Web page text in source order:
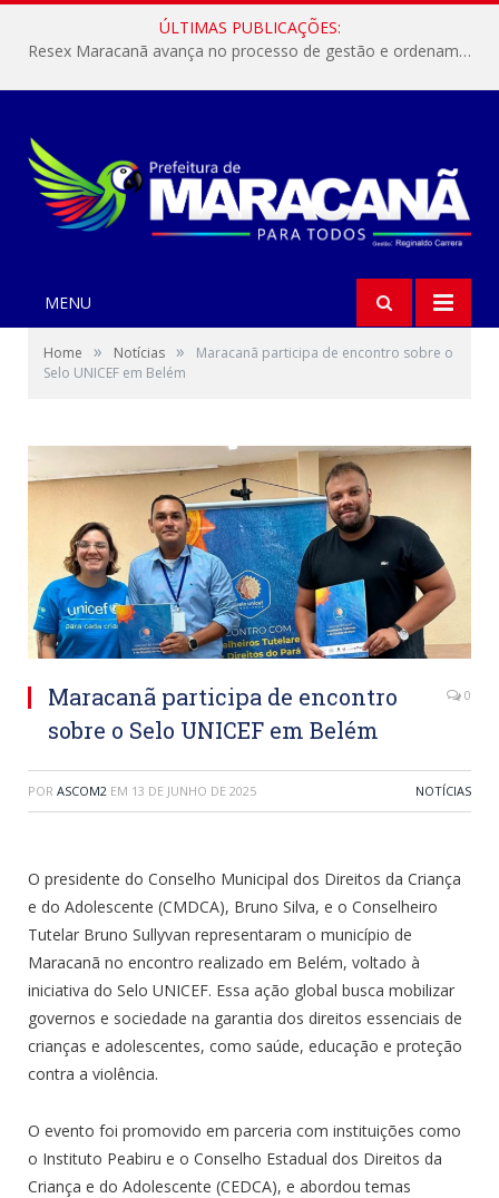
ÚLTIMAS PUBLICAÇÕES:
Resex Maracanã avança no processo de gestão e ordenamento do turismo em nossas áreas protegidas.
MENU
Home » Notícias »
Maracanã participa de encontro sobre o
Selo UNICEF em Belém
Maracanã participa de encontro
sobre o Selo UNICEF em Belém
0
POR ASCOM2 EM 13 DE JUNHO DE 2025 NOTÍCIAS
O presidente do Conselho Municipal dos Direitos da Criança
e do Adolescente (CMDCA), Bruno Silva, e o Conselheiro
Tutelar Bruno Sullyvan representaram o município de
Maracanã no encontro realizado em Belém, voltado à
iniciativa do Selo UNICEF. Essa ação global busca mobilizar
governos e sociedade na garantia dos direitos essenciais de
crianças e adolescentes, como saúde, educação e proteção
contra a violência.
O evento foi promovido em parceria com instituições como
o Instituto Peabiru e o Conselho Estadual dos Direitos da
Criança e do Adolescente (CEDCA), e abordou temas